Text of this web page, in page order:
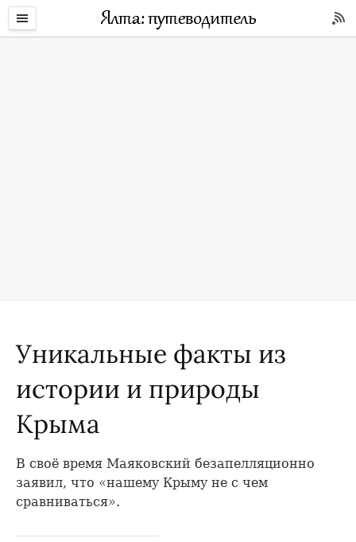
Уникальные факты из
истории и природы
Крыма
В своё время Маяковский безапелляционно
заявил, что «нашему Крыму не с чем
сравниваться».